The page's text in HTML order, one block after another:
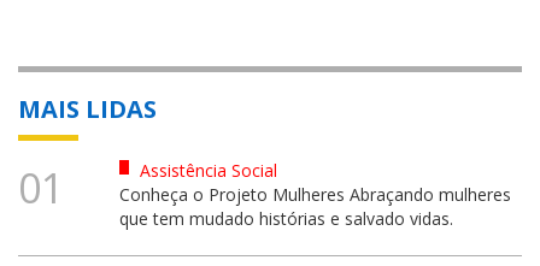
MAIS LIDAS
01
Assistência Social
Conheça o Projeto Mulheres Abraçando mulheres
que tem mudado histórias e salvado vidas.